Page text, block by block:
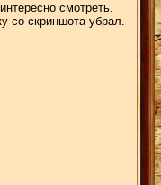
смотреть.
со скриншота убрал.